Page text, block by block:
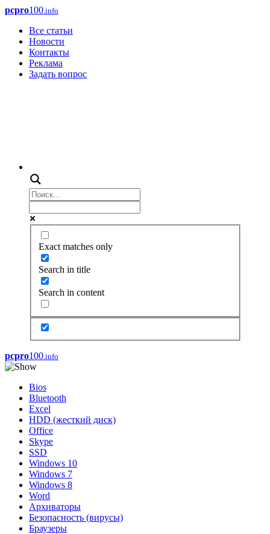
pcpro100.info
Все статьи
Новости
Контакты
Реклама
Задать вопрос
Exact matches only
Search in title
Search in content
pcpro100.info
Bios
Bluetooth
Excel
HDD (жесткий диск)
Office
Skype
SSD
Windows 10
Windows 7
Windows 8
Word
Архиваторы
Безопасность (вирусы)
Браузеры